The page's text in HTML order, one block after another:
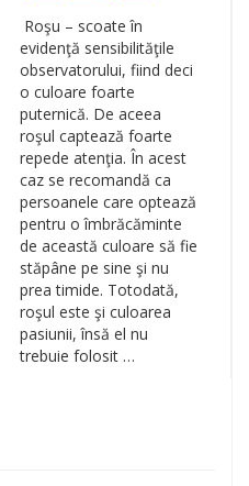
Roşu – scoate în
evidenţă sensibilităţile
observatorului, fiind deci
o culoare foarte
puternică. De aceea
roşul captează foarte
repede atenţia. În acest
caz se recomandă ca
persoanele care optează
pentru o îmbrăcăminte
de această culoare să fie
stăpâne pe sine şi nu
prea timide. Totodată,
roşul este şi culoarea
pasiunii, însă el nu
trebuie folosit …